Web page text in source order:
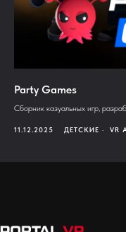
Party Games
Сборник казуальных игр,
11.12.2025 ДЕТСКИЕ VR